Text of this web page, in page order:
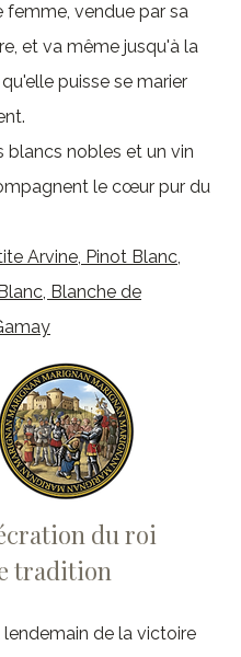
femme, vendue par sa
et va même jusqu'à la
puisse se marier
blancs nobles et un vin
le cœur pur du
Arvine, Pinot Blanc,
, Blanche de
du roi
tradition
lendemain de la victoire